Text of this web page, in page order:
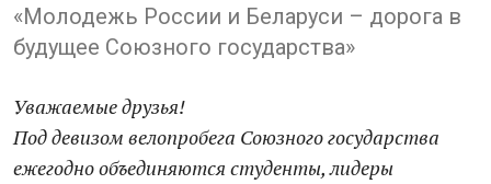
«Молодежь России и Беларуси – дорога в
будущее Союзного государства»
Уважаемые друзья!
Под девизом велопробега Союзного государства
ежегодно объединяются студенты, лидеры